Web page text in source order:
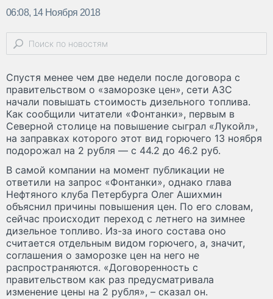
06:08, 14 Ноября 2018
Спустя менее чем две недели после договора с
правительством о «заморозке цен», сети АЗС
начали повышать стоимость дизельного топлива.
Как сообщили читатели «Фонтанки», первым в
Северной столице на повышение сыграл «Лукойл»,
на заправках которого этот вид горючего 13 ноября
подорожал на 2 рубля — с 44.2 до 46.2 руб.
В самой компании на момент публикации не
ответили на запрос «Фонтанки», однако глава
Нефтяного клуба Петербурга Олег Ашихмин
объяснил причины повышения цен. По его словам,
сейчас происходит переход с летнего на зимнее
дизельное топливо. Из-за иного состава оно
считается отдельным видом горючего, а, значит,
соглашения о заморозке цен на него не
распространяются. «Договоренность с
правительством как раз предусматривала
изменение цены на 2 рубля», – сказал он.